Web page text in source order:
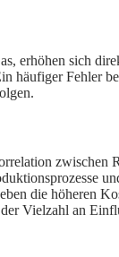
erhöhen sich
häufiger Fehler
zwischen
die höheren
Vielzahl an